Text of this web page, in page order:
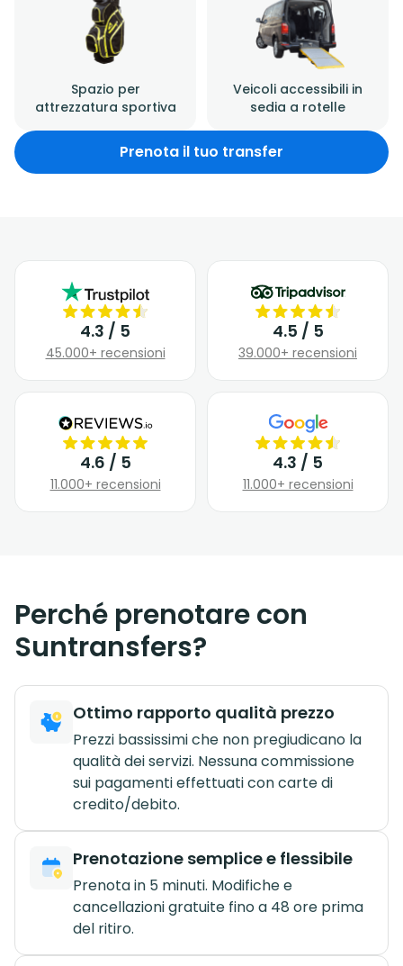
Spazio per
attrezzatura sportiva
Veicoli accessibili in
sedia a rotelle
Prenota il tuo transfer
4.3 / 5
45.000+ recensioni
4.5 / 5
39.000+ recensioni
4.6 / 5
11.000+ recensioni
4.3 / 5
11.000+ recensioni
Perché prenotare con
Suntransfers?
Ottimo rapporto qualità prezzo
Prezzi bassissimi che non pregiudicano la
qualità dei servizi. Nessuna commissione
sui pagamenti effettuati con carte di
credito/debito.
Prenotazione semplice e flessibile
Prenota in 5 minuti. Modifiche e
cancellazioni gratuite fino a 48 ore prima
del ritiro.